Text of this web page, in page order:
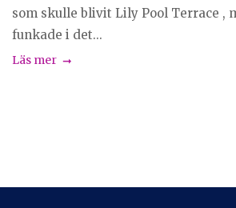
som skulle blivit Lily Pool Terrace ,
funkade i det...
Läs mer